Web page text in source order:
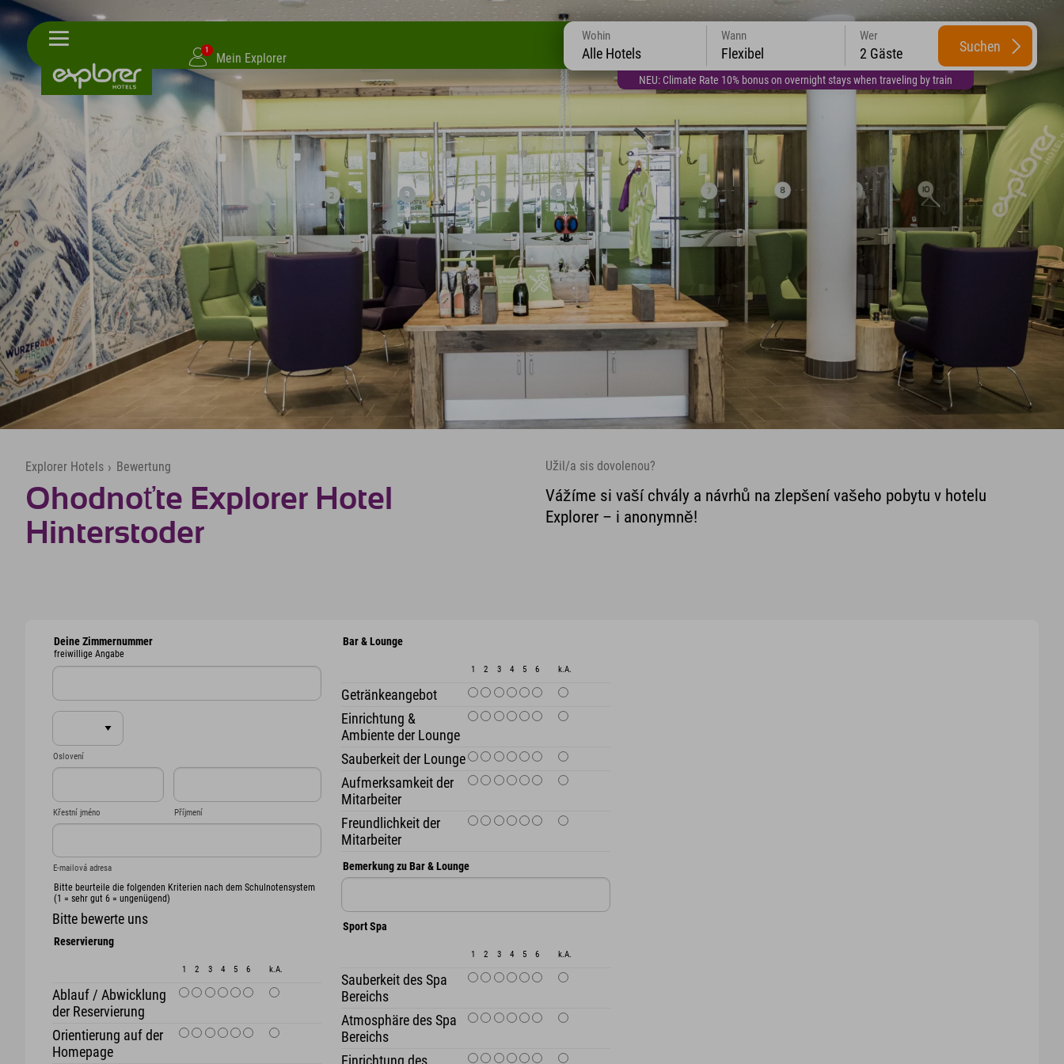
1
Mein Explorer
NEU: Climate Rate 10% bonus on overnight stays when traveling by train
Wohin
Alle Hotels
Wann
Flexibel
Wer
2 Gäste Suchen
Explorer Hotels › Bewertung
Ohodnoťte Explorer Hotel
Hinterstoder
Užil/a sis dovolenou?
Vážíme si vaší chvály a návrhů na zlepšení vašeho pobytu v hotelu
Explorer – i anonymně!
Deine Zimmernummer
freiwillige Angabe
Oslovení
Křestní jméno Příjmení
E-mailová adresa
Bitte beurteile die folgenden Kriterien nach dem Schulnotensystem
(1 = sehr gut 6 = ungenügend)
Bitte bewerte uns
Reservierung
1 2 3 4 5 6 k.A.
Ablauf / Abwicklung
der Reservierung
Orientierung auf der
Homepage
Bar & Lounge
1 2 3 4 5 6 k.A.
Getränkeangebot
Einrichtung &
Ambiente der Lounge
Sauberkeit der Lounge
Aufmerksamkeit der
Mitarbeiter
Freundlichkeit der
Mitarbeiter
Bemerkung zu Bar & Lounge
Sport Spa
1 2 3 4 5 6 k.A.
Sauberkeit des Spa
Bereichs
Atmosphäre des Spa
Bereichs
Einrichtung des